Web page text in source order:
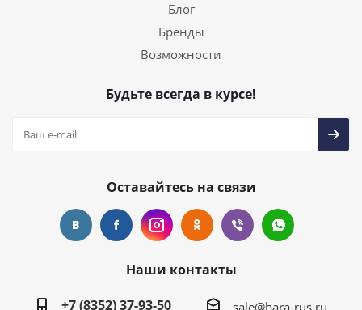
Блог
Бренды
Возможности
Будьте всегда в курсе!
Оставайтесь на связи
Наши контакты
+7 (8352) 37-93-50
sale@bara-rus.ru